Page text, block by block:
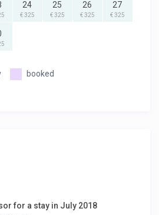
24
€ 325
25
€ 325
26
€ 325
27
€ 325
booked
for a stay in July 2018